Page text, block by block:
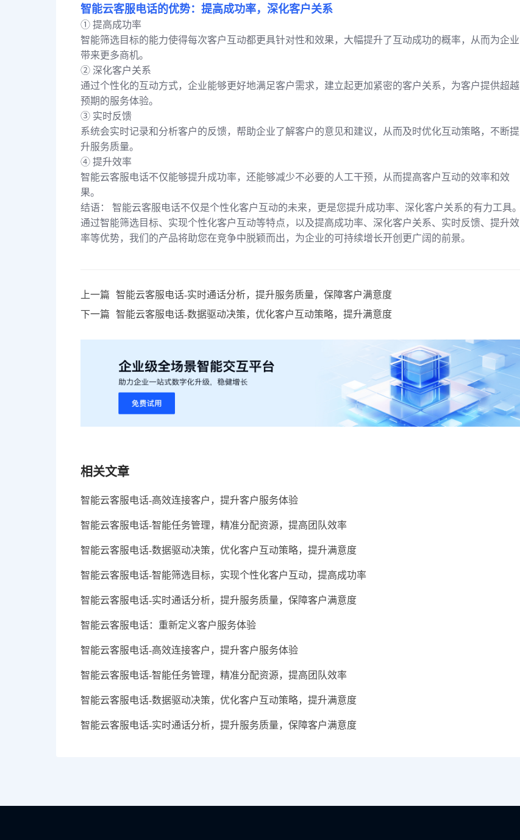
智能云客服电话的优势：提高成功率，深化客户关系
① 提高成功率
智能筛选目标的能力使得每次客户互动都更具针对性和效果，大幅提升了互动成功的概率，从而为企业
带来更多商机。
② 深化客户关系
通过个性化的互动方式，企业能够更好地满足客户需求，建立起更加紧密的客户关系，为客户提供超越
预期的服务体验。
③ 实时反馈
系统会实时记录和分析客户的反馈，帮助企业了解客户的意见和建议，从而及时优化互动策略，不断提
升服务质量。
④ 提升效率
智能云客服电话不仅能够提升成功率，还能够减少不必要的人工干预，从而提高客户互动的效率和效
果。
结语： 智能云客服电话不仅是个性化客户互动的未来，更是您提升成功率、深化客户关系的有力工具。
通过智能筛选目标、实现个性化客户互动等特点，以及提高成功率、深化客户关系、实时反馈、提升效
率等优势，我们的产品将助您在竞争中脱颖而出，为企业的可持续增长开创更广阔的前景。
上一篇
智能云客服电话-实时通话分析，提升服务质量，保障客户满意度
下一篇
智能云客服电话-数据驱动决策，优化客户互动策略，提升满意度
相关文章
智能云客服电话-高效连接客户，提升客户服务体验
智能云客服电话-智能任务管理，精准分配资源，提高团队效率
智能云客服电话-数据驱动决策，优化客户互动策略，提升满意度
智能云客服电话-智能筛选目标，实现个性化客户互动，提高成功率
智能云客服电话-实时通话分析，提升服务质量，保障客户满意度
智能云客服电话：重新定义客户服务体验
智能云客服电话-高效连接客户，提升客户服务体验
智能云客服电话-智能任务管理，精准分配资源，提高团队效率
智能云客服电话-数据驱动决策，优化客户互动策略，提升满意度
智能云客服电话-实时通话分析，提升服务质量，保障客户满意度